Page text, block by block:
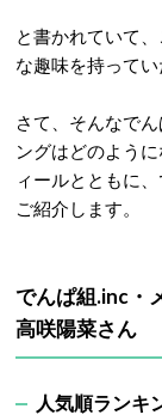
と書かれていて
な趣味を持ってい
さて、そんなで
ングはどのよう
ィールとともに
ご紹介します。
でんぱ組.inc・
高咲陽菜さん
人気順ランキ